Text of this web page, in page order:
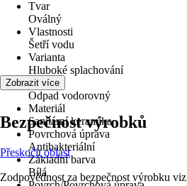
Tvar
Oválný
Vlastnosti
Šetří vodu
Varianta
Hluboké splachování
Odpad
Odpad vodorovný
Materiál
Sanitární keramika
Povrchová úprava
Antibakteriální
Základní barva
Bílá
Zobrazit více
Bezpečnost výrobků
Přeskočit oblast
Zodpovědnost za bezpečnost výrobku viz